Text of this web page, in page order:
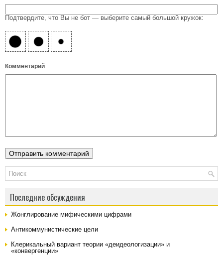
Подтвердите, что Вы не бот — выберите самый большой кружок:
Комментарий
Последние обсуждения
Жонглирование мифическими цифрами
Антикоммунистические цели
Клерикальный вариант теории «деидеологизации» и
«конвергенции»